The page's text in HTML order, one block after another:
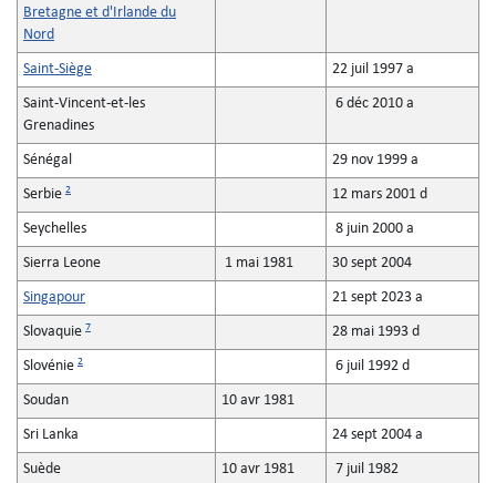
Bretagne et d'Irlande du
Nord
Saint-Siège 22 juil 1997 a
Saint-Vincent-et-les
Grenadines
6 déc 2010 a
Sénégal 29 nov 1999 a
Serbie 2 12 mars 2001 d
Seychelles 8 juin 2000 a
Sierra Leone 1 mai 1981 30 sept 2004
Singapour 21 sept 2023 a
Slovaquie 7 28 mai 1993 d
Slovénie 2 6 juil 1992 d
Soudan 10 avr 1981
Sri Lanka 24 sept 2004 a
Suède 10 avr 1981 7 juil 1982